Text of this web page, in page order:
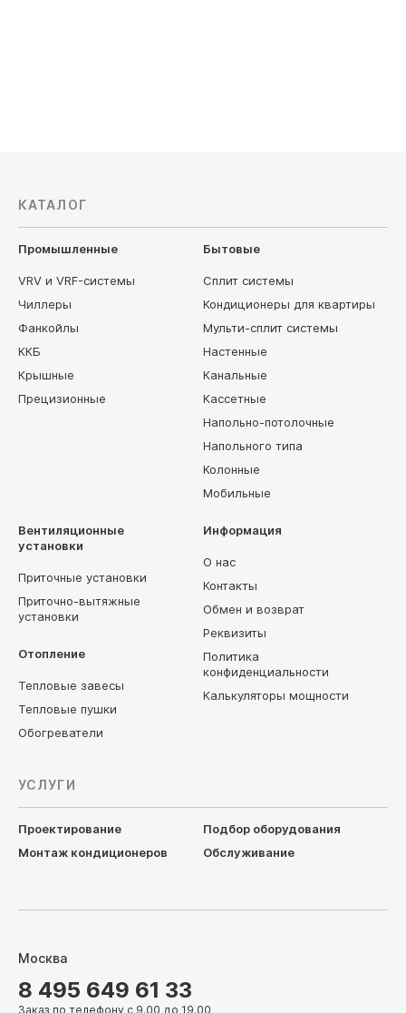
КАТАЛОГ
Промышленные
VRV и VRF-системы
Чиллеры
Фанкойлы
ККБ
Крышные
Прецизионные
Бытовые
Сплит системы
Кондиционеры для квартиры
Мульти-сплит системы
Настенные
Канальные
Кассетные
Напольно-потолочные
Напольного типа
Колонные
Мобильные
Вентиляционные
установки
Приточные установки
Приточно-вытяжные
установки
Отопление
Тепловые завесы
Тепловые пушки
Обогреватели
Информация
О нас
Контакты
Обмен и возврат
Реквизиты
Политика
конфиденциальности
Калькуляторы мощности
УСЛУГИ
Проектирование
Подбор оборудования
Монтаж кондиционеров
Обслуживание
Москва
8 495 649 61 33
Заказ по телефону с 9.00 до 19.00